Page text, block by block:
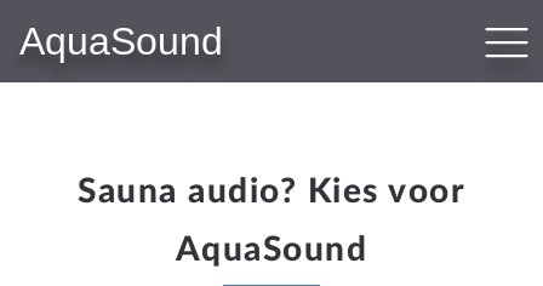
AquaSound
Sauna audio? Kies voor
AquaSound
PRODUCTEN
Bluetooth Audiosystemen
Subwoofer-Kit
Badkamer Speakers